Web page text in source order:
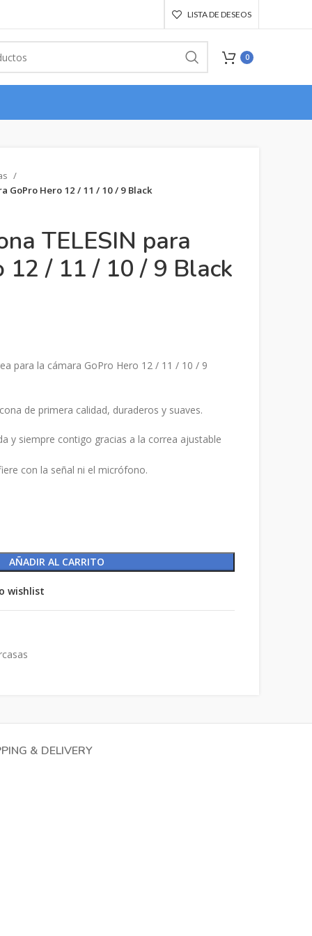
LISTA DE DESEOS
0
GoPro Hero 12 / 11 / 10 / 9 Black
TELESIN para
12 / 11 / 10 / 9 Black
para la cámara GoPro Hero 12 / 11 / 10 / 9
de primera calidad, duraderos y suaves.
y siempre contigo gracias a la correa ajustable
con la señal ni el micrófono.
AÑADIR AL CARRITO
wishlist
& DELIVERY